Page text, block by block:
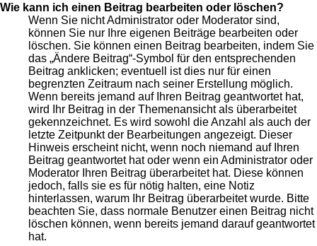
Wie kann ich einen Beitrag bearbeiten oder löschen?
Wenn Sie nicht Administrator oder Moderator sind,
können Sie nur Ihre eigenen Beiträge bearbeiten oder
löschen. Sie können einen Beitrag bearbeiten, indem Sie
das „Ändere Beitrag“-Symbol für den entsprechenden
Beitrag anklicken; eventuell ist dies nur für einen
begrenzten Zeitraum nach seiner Erstellung möglich.
Wenn bereits jemand auf Ihren Beitrag geantwortet hat,
wird Ihr Beitrag in der Themenansicht als überarbeitet
gekennzeichnet. Es wird sowohl die Anzahl als auch der
letzte Zeitpunkt der Bearbeitungen angezeigt. Dieser
Hinweis erscheint nicht, wenn noch niemand auf Ihren
Beitrag geantwortet hat oder wenn ein Administrator oder
Moderator Ihren Beitrag überarbeitet hat. Diese können
jedoch, falls sie es für nötig halten, eine Notiz
hinterlassen, warum Ihr Beitrag überarbeitet wurde. Bitte
beachten Sie, dass normale Benutzer einen Beitrag nicht
löschen können, wenn bereits jemand darauf geantwortet
hat.